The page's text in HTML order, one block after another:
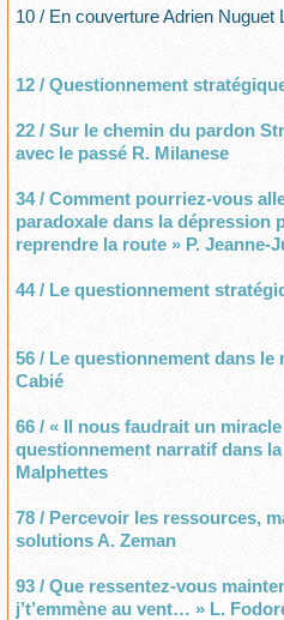
10 / En couverture Adrien Nuguet
12 / Questionnement
22 / Sur le chemin du pardon
avec le passé R. Milanese
34 / Comment pourriez-vous
paradoxale dans la dépression
reprendre la route » P. Jeanne-
44 / Le questionnement
56 / Le questionnement dans le
Cabié
66 / « Il nous faudrait un
questionnement narratif dans
Malphettes
78 / Percevoir les ressources,
solutions A. Zeman
93 / Que ressentez-vous
j’t’emmène au vent… » L.